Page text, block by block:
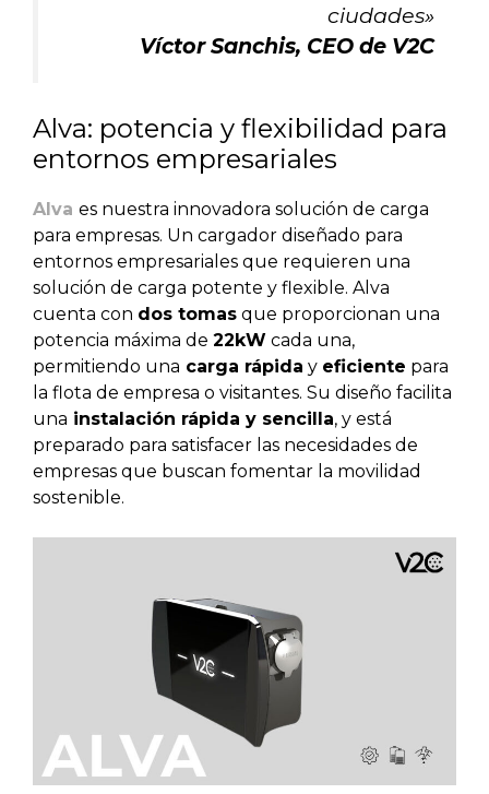
ciudades»
Víctor Sanchis, CEO de V2C
Alva: potencia y flexibilidad para
entornos empresariales
Alva es nuestra innovadora solución de carga
para empresas. Un cargador diseñado para
entornos empresariales que requieren una
solución de carga potente y flexible. Alva
cuenta con dos tomas que proporcionan una
potencia máxima de 22kW cada una,
permitiendo una carga rápida y eficiente para
la flota de empresa o visitantes. Su diseño facilita
una instalación rápida y sencilla, y está
preparado para satisfacer las necesidades de
empresas que buscan fomentar la movilidad
sostenible.